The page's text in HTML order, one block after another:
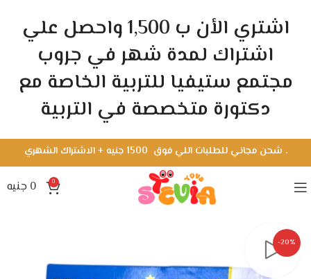
. شحن مجاني للطلبات اللي فوق 1500 جنيه + الاشتراك الشهري
0
0 جنيه
-20%
اشتري الأن ب 1,500 واحصل علي
اشتراك لمدة شهر في جروب
مجتمع ستيفيا للتربية الخاصة مع
دكتورة متخصصة في التربية